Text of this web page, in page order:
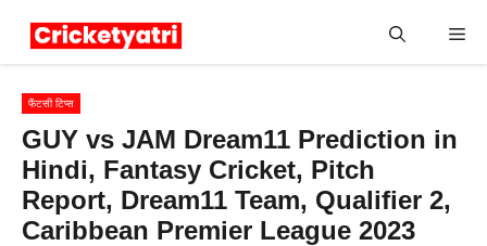
फैंटसी टिप्स
GUY vs JAM Dream11 Prediction in
Hindi, Fantasy Cricket, Pitch
Report, Dream11 Team, Qualifier 2,
Caribbean Premier League 2023